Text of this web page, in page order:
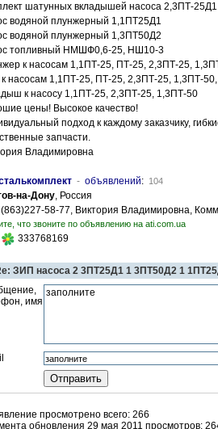
шатунных вкладышей насоса 2,3ПТ-25Д1
водяной плунжерный 1,1ПТ25Д1
водяной плунжерный 1,3ПТ50Д2
топливный НМШФ0,6-25, НШ10-3
к насосам 1,1ПТ-25, ПТ-25, 2,3ПТ-25,
насосам 1,1ПТ-25, ПТ-25, 2,3ПТ-25, 1,3ПТ-
к насосу 1,1ПТ-25, 2,3ПТ-25, 1,3ПТ-50
цены! Высокое качество!
подход к каждому заказчику,
запчасти.
Владимировна
- объявлений: 104
на-Дону, Россия
(863)227-58-77, Виктория Владимировна,
что звоните по объявлению на ati.com.ua
333768169
ЗИП насоса 2 3ПТ25Д1 1 3ПТ50Д2 1
имя
просмотрено всего: 266
обновления 29 мая 2011 просмотров: